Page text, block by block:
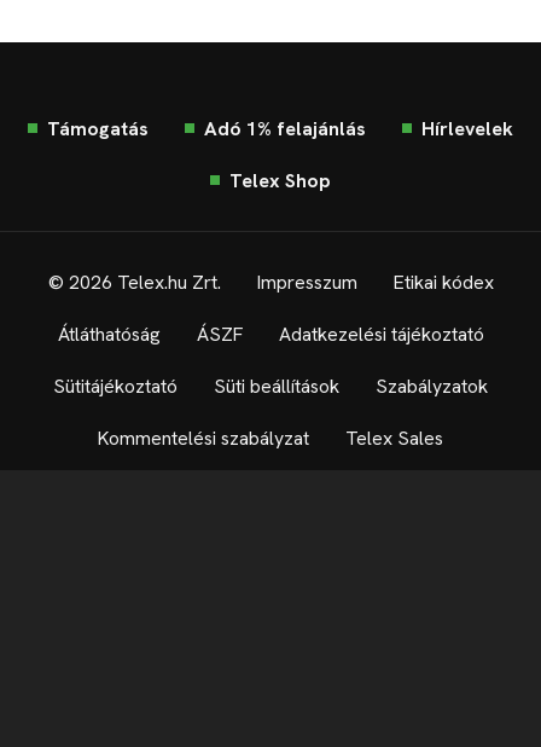
Támogatás Adó 1% felajánlás Hírlevelek
Telex Shop
© 2026 Telex.hu Zrt. Impresszum Etikai kódex
Átláthatóság ÁSZF Adatkezelési tájékoztató
Sütitájékoztató Süti beállítások Szabályzatok
Kommentelési szabályzat Telex Sales